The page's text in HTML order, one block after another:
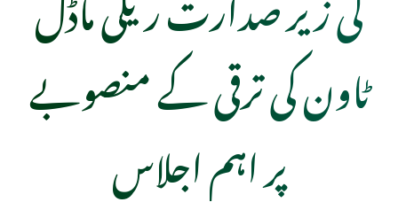
ٹاون کی ترقی کے منصوبے
پر اہم اجلاس